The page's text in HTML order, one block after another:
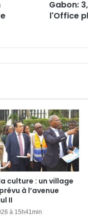
à
Gabon:
l'Office
culture : un village
à l’avenue
II
à 15h41min